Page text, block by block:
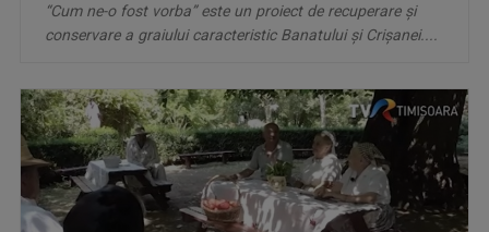
“Cum ne-o fost vorba” este un proiect de recuperare și
conservare a graiului caracteristic Banatului și Crișanei....